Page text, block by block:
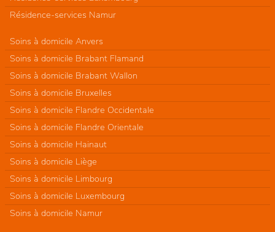
Résidence-services Namur
Soins à domicile Anvers
Soins à domicile Brabant Flamand
Soins à domicile Brabant Wallon
Soins à domicile Bruxelles
Soins à domicile Flandre Occidentale
Soins à domicile Flandre Orientale
Soins à domicile Hainaut
Soins à domicile Liège
Soins à domicile Limbourg
Soins à domicile Luxembourg
Soins à domicile Namur